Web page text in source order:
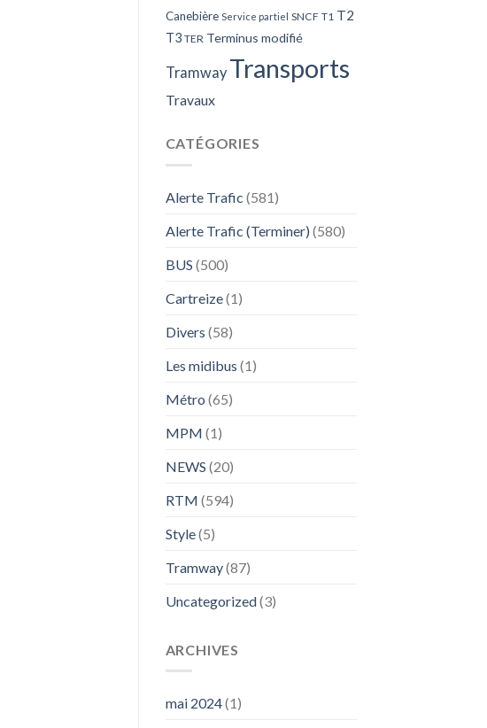
Canebière Service partiel SNCF T1 T2
T3 TER Terminus modifié
Tramway Transports
Travaux
CATÉGORIES
Alerte Trafic (581)
Alerte Trafic (Terminer) (580)
BUS (500)
Cartreize(1)
Divers (58)
Les midibus (1)
Métro (65)
MPM (1)
NEWS (20)
RTM (594)
Style(5)
Tramway(87)
Uncategorized(3)
ARCHIVES
mai 2024(1)